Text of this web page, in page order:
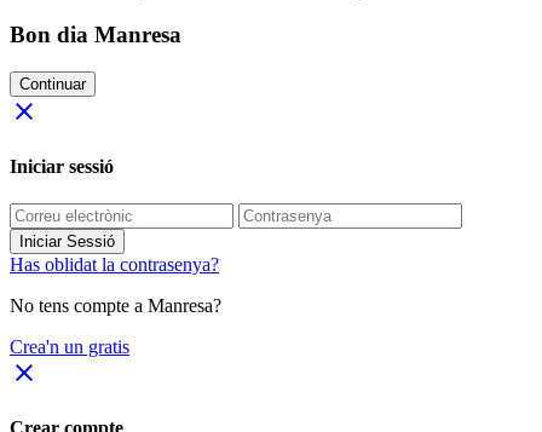
Bon dia Manresa
Continuar
close
Iniciar sessió
Iniciar Sessió
Has oblidat la contrasenya?
No tens compte a Manresa?
Crea'n un gratis
close